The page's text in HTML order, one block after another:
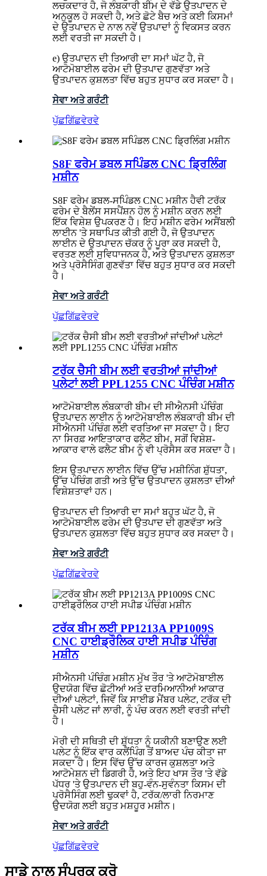
ਲਚਕਦਾਰ ਹੈ, ਜੋ ਲੰਬਕਾਰੀ ਬੀਮ ਦੇ ਵੱਡੇ ਉਤਪਾਦਨ ਦੇ
ਅਨੁਕੂਲ ਹੋ ਸਕਦੀ ਹੈ, ਅਤੇ ਛੋਟੇ ਬੈਚ ਅਤੇ ਕਈ ਕਿਸਮਾਂ
ਦੇ ਉਤਪਾਦਨ ਦੇ ਨਾਲ ਨਵੇਂ ਉਤਪਾਦਾਂ ਨੂੰ ਵਿਕਸਤ ਕਰਨ
ਲਈ ਵਰਤੀ ਜਾ ਸਕਦੀ ਹੈ।
e) ਉਤਪਾਦਨ ਦੀ ਤਿਆਰੀ ਦਾ ਸਮਾਂ ਘੱਟ ਹੈ, ਜੋ
ਆਟੋਮੋਬਾਈਲ ਫਰੇਮ ਦੀ ਉਤਪਾਦ ਗੁਣਵੱਤਾ ਅਤੇ
ਉਤਪਾਦਨ ਕੁਸ਼ਲਤਾ ਵਿੱਚ ਬਹੁਤ ਸੁਧਾਰ ਕਰ ਸਕਦਾ ਹੈ।
ਸੇਵਾ ਅਤੇ ਗਰੰਟੀ
ਪੁੱਛਗਿੱਛਵੇਰਵੇ
S8F ਫਰੇਮ ਡਬਲ ਸਪਿੰਡਲ CNC ਡ੍ਰਿਲਿੰਗ
ਮਸ਼ੀਨ
S8F ਫਰੇਮ ਡਬਲ-ਸਪਿੰਡਲ CNC ਮਸ਼ੀਨ ਹੈਵੀ ਟਰੱਕ
ਫਰੇਮ ਦੇ ਬੈਲੇਂਸ ਸਸਪੈਂਸ਼ਨ ਹੋਲ ਨੂੰ ਮਸ਼ੀਨ ਕਰਨ ਲਈ
ਇੱਕ ਵਿਸ਼ੇਸ਼ ਉਪਕਰਣ ਹੈ। ਇਹ ਮਸ਼ੀਨ ਫਰੇਮ ਅਸੈਂਬਲੀ
ਲਾਈਨ 'ਤੇ ਸਥਾਪਿਤ ਕੀਤੀ ਗਈ ਹੈ, ਜੋ ਉਤਪਾਦਨ
ਲਾਈਨ ਦੇ ਉਤਪਾਦਨ ਚੱਕਰ ਨੂੰ ਪੂਰਾ ਕਰ ਸਕਦੀ ਹੈ,
ਵਰਤਣ ਲਈ ਸੁਵਿਧਾਜਨਕ ਹੈ, ਅਤੇ ਉਤਪਾਦਨ ਕੁਸ਼ਲਤਾ
ਅਤੇ ਪ੍ਰੋਸੈਸਿੰਗ ਗੁਣਵੱਤਾ ਵਿੱਚ ਬਹੁਤ ਸੁਧਾਰ ਕਰ ਸਕਦੀ
ਹੈ।
ਸੇਵਾ ਅਤੇ ਗਰੰਟੀ
ਪੁੱਛਗਿੱਛਵੇਰਵੇ
ਟਰੱਕ ਚੈਸੀ ਬੀਮ ਲਈ ਵਰਤੀਆਂ ਜਾਂਦੀਆਂ
ਪਲੇਟਾਂ ਲਈ PPL1255 CNC ਪੰਚਿੰਗ ਮਸ਼ੀਨ
ਆਟੋਮੋਬਾਈਲ ਲੰਬਕਾਰੀ ਬੀਮ ਦੀ ਸੀਐਨਸੀ ਪੰਚਿੰਗ
ਉਤਪਾਦਨ ਲਾਈਨ ਨੂੰ ਆਟੋਮੋਬਾਈਲ ਲੰਬਕਾਰੀ ਬੀਮ ਦੀ
ਸੀਐਨਸੀ ਪੰਚਿੰਗ ਲਈ ਵਰਤਿਆ ਜਾ ਸਕਦਾ ਹੈ। ਇਹ
ਨਾ ਸਿਰਫ਼ ਆਇਤਾਕਾਰ ਫਲੈਟ ਬੀਮ, ਸਗੋਂ ਵਿਸ਼ੇਸ਼-
ਆਕਾਰ ਵਾਲੇ ਫਲੈਟ ਬੀਮ ਨੂੰ ਵੀ ਪ੍ਰੋਸੈਸ ਕਰ ਸਕਦਾ ਹੈ।
ਇਸ ਉਤਪਾਦਨ ਲਾਈਨ ਵਿੱਚ ਉੱਚ ਮਸ਼ੀਨਿੰਗ ਸ਼ੁੱਧਤਾ,
ਉੱਚ ਪੰਚਿੰਗ ਗਤੀ ਅਤੇ ਉੱਚ ਉਤਪਾਦਨ ਕੁਸ਼ਲਤਾ ਦੀਆਂ
ਵਿਸ਼ੇਸ਼ਤਾਵਾਂ ਹਨ।
ਉਤਪਾਦਨ ਦੀ ਤਿਆਰੀ ਦਾ ਸਮਾਂ ਬਹੁਤ ਘੱਟ ਹੈ, ਜੋ
ਆਟੋਮੋਬਾਈਲ ਫਰੇਮ ਦੀ ਉਤਪਾਦ ਦੀ ਗੁਣਵੱਤਾ ਅਤੇ
ਉਤਪਾਦਨ ਕੁਸ਼ਲਤਾ ਵਿੱਚ ਬਹੁਤ ਸੁਧਾਰ ਕਰ ਸਕਦਾ ਹੈ।
ਸੇਵਾ ਅਤੇ ਗਰੰਟੀ
ਪੁੱਛਗਿੱਛਵੇਰਵੇ
ਟਰੱਕ ਬੀਮ ਲਈ PP1213A PP1009S
CNC ਹਾਈਡ੍ਰੌਲਿਕ ਹਾਈ ਸਪੀਡ ਪੰਚਿੰਗ
ਮਸ਼ੀਨ
ਸੀਐਨਸੀ ਪੰਚਿੰਗ ਮਸ਼ੀਨ ਮੁੱਖ ਤੌਰ 'ਤੇ ਆਟੋਮੋਬਾਈਲ
ਉਦਯੋਗ ਵਿੱਚ ਛੋਟੀਆਂ ਅਤੇ ਦਰਮਿਆਨੀਆਂ ਆਕਾਰ
ਦੀਆਂ ਪਲੇਟਾਂ, ਜਿਵੇਂ ਕਿ ਸਾਈਡ ਮੈਂਬਰ ਪਲੇਟ, ਟਰੱਕ ਦੀ
ਚੈਸੀ ਪਲੇਟ ਜਾਂ ਲਾਰੀ, ਨੂੰ ਪੰਚ ਕਰਨ ਲਈ ਵਰਤੀ ਜਾਂਦੀ
ਹੈ।
ਮੋਰੀ ਦੀ ਸਥਿਤੀ ਦੀ ਸ਼ੁੱਧਤਾ ਨੂੰ ਯਕੀਨੀ ਬਣਾਉਣ ਲਈ
ਪਲੇਟ ਨੂੰ ਇੱਕ ਵਾਰ ਕਲੈਂਪਿੰਗ ਤੋਂ ਬਾਅਦ ਪੰਚ ਕੀਤਾ ਜਾ
ਸਕਦਾ ਹੈ। ਇਸ ਵਿੱਚ ਉੱਚ ਕਾਰਜ ਕੁਸ਼ਲਤਾ ਅਤੇ
ਆਟੋਮੇਸ਼ਨ ਦੀ ਡਿਗਰੀ ਹੈ, ਅਤੇ ਇਹ ਖਾਸ ਤੌਰ 'ਤੇ ਵੱਡੇ
ਪੱਧਰ 'ਤੇ ਉਤਪਾਦਨ ਦੀ ਬਹੁ-ਵੰਨ-ਸੁਵੰਨਤਾ ਕਿਸਮ ਦੀ
ਪ੍ਰੋਸੈਸਿੰਗ ਲਈ ਢੁਕਵਾਂ ਹੈ, ਟਰੱਕ/ਲਾਰੀ ਨਿਰਮਾਣ
ਉਦਯੋਗ ਲਈ ਬਹੁਤ ਮਸ਼ਹੂਰ ਮਸ਼ੀਨ।
ਸੇਵਾ ਅਤੇ ਗਰੰਟੀ
ਪੁੱਛਗਿੱਛਵੇਰਵੇ
ਸਾਡੇ ਨਾਲ ਸੰਪਰਕ ਕਰੋ